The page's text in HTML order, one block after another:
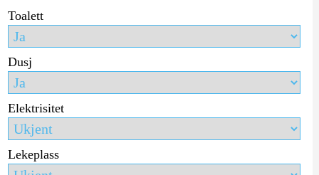
Toalett
Dusj
Elektrisitet
Lekeplass